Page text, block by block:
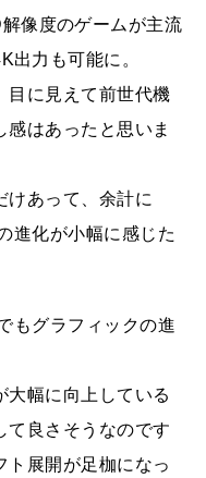
像度のゲームが主流
出力も可能に。
目に見えて前世代機
はあったと思いま
けあって、余計に
進化が小幅に感じた
もグラフィックの進
大幅に向上している
て良さそうなのです
ト展開が足枷になっ